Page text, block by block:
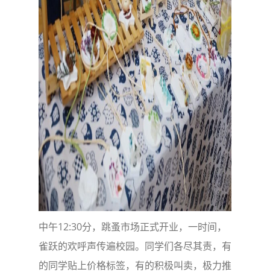
中午12:30分，跳蚤市场正式开业，一时间，
雀跃的欢呼声传遍校园。同学们各尽其责，有
的同学贴上价格标签，有的积极叫卖，极力推